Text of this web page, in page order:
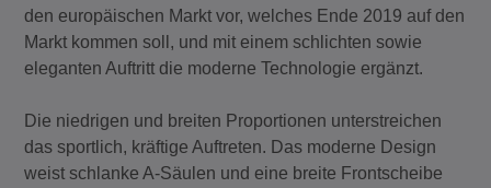
den europäischen Markt vor, welches Ende 2019 auf den
Markt kommen soll, und mit einem schlichten sowie
eleganten Auftritt die moderne Technologie ergänzt.
Die niedrigen und breiten Proportionen unterstreichen
das sportlich, kräftige Auftreten. Das moderne Design
weist schlanke A-Säulen und eine breite Frontscheibe